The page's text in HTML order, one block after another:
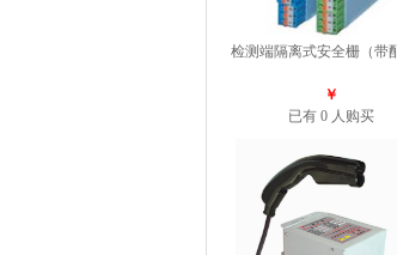
检测端隔离式安全栅（带
￥
已有 0 人购买